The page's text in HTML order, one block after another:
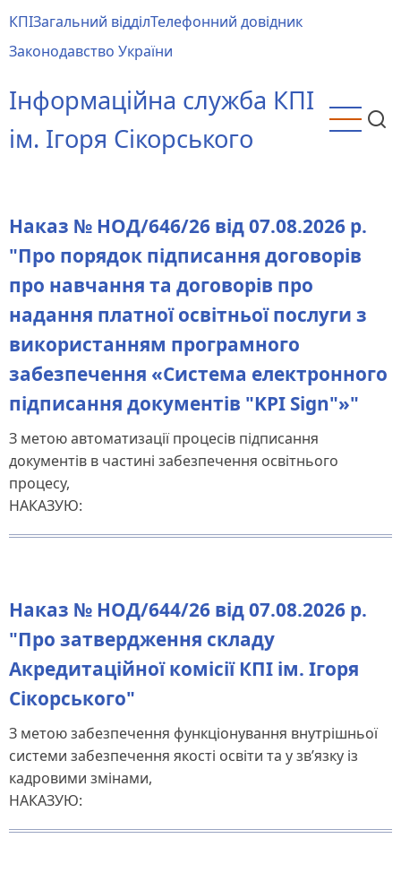
до
основного
КПІЗагальний відділТелефонний довідник
Законодавство України
Інформаційна служба КПІ
ім. Ігоря Сікорського
Наказ № НОД/646/26 від 07.08.2026 р.
"Про порядок підписання договорів
про навчання та договорів про
надання платної освітньої послуги з
використанням програмного
забезпечення «Система електронного
підписання документів "KPI Sign"»"
З метою автоматизації процесів підписання
документів в частині забезпечення освітнього
процесу,
НАКАЗУЮ:
Наказ № НОД/644/26 від 07.08.2026 р.
"Про затвердження складу
Акредитаційної комісії КПІ ім. Ігоря
Сікорського"
З метою забезпечення функціонування внутрішньої
системи забезпечення якості освіти та у зв’язку із
кадровими змінами,
НАКАЗУЮ: